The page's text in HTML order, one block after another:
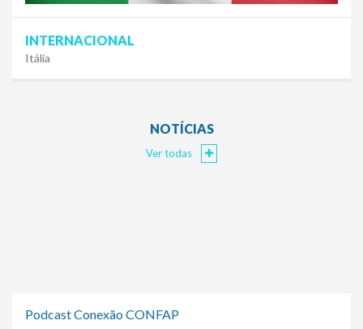
INTERNACIONAL
Itália
NOTÍCIAS
Ver todas
Podcast Conexão CONFAP